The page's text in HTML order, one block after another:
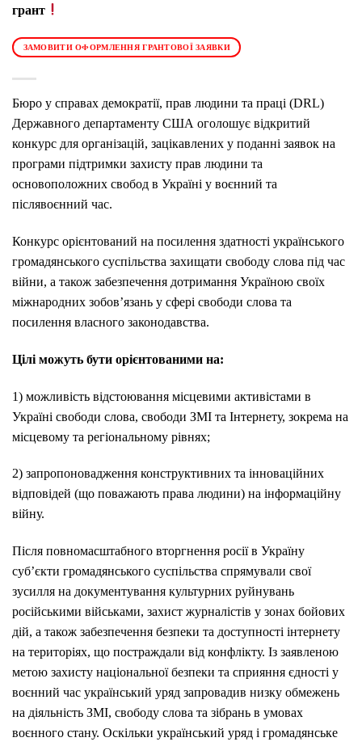
грант
ЗАМОВИТИ ОФОРМЛЕННЯ ГРАНТОВОЇ ЗАЯВКИ
Бюро у справах демократії, прав людини та праці (DRL)
Державного департаменту США оголошує відкритий
конкурс для організацій, зацікавлених у поданні заявок на
програми підтримки захисту прав людини та
основоположних свобод в Україні у воєнний та
післявоєнний час.
Конкурс орієнтований на посилення здатності українського
громадянського суспільства захищати свободу слова під час
війни, а також забезпечення дотримання Україною своїх
міжнародних зобов’язань у сфері свободи слова та
посилення власного законодавства.
Цілі можуть бути орієнтованими на:
1) можливість відстоювання місцевими активістами в
Україні свободи слова, свободи ЗМІ та Інтернету, зокрема на
місцевому та регіональному рівнях;
2) запропоновадження конструктивних та інноваційних
відповідей (що поважають права людини) на інформаційну
війну.
Після повномасштабного вторгнення росії в Україну
суб’єкти громадянського суспільства спрямували свої
зусилля на документування культурних руйнувань
російськими військами, захист журналістів у зонах бойових
дій, а також забезпечення безпеки та доступності інтернету
на територіях, що постраждали від конфлікту. Із заявленою
метою захисту національної безпеки та сприяння єдності у
воєнний час український уряд запровадив низку обмежень
на діяльність ЗМІ, свободу слова та зібрань в умовах
воєнного стану. Оскільки український уряд і громадянське